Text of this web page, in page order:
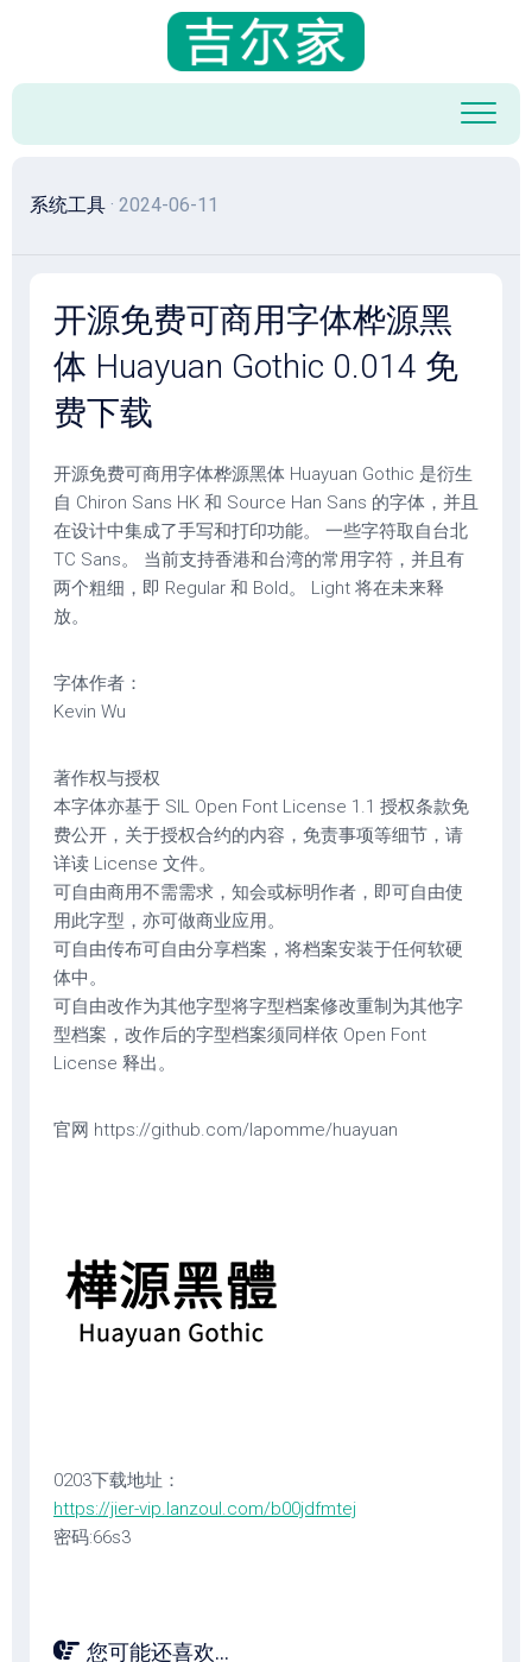
容
系统工具 · 2024-06-11
开源免费可商用字体桦源黑
体 Huayuan Gothic 0.014 免
费下载
开源免费可商用字体桦源黑体 Huayuan Gothic 是衍生
自 Chiron Sans HK 和 Source Han Sans 的字体，并且
在设计中集成了手写和打印功能。 一些字符取自台北
TC Sans。 当前支持香港和台湾的常用字符，并且有
两个粗细，即 Regular 和 Bold。 Light 将在未来释
放。
字体作者：
Kevin Wu
著作权与授权
本字体亦基于 SIL Open Font License 1.1 授权条款免
费公开，关于授权合约的内容，免责事项等细节，请
详读 License 文件。
可自由商用不需需求，知会或标明作者，即可自由使
用此字型，亦可做商业应用。
可自由传布可自由分享档案，将档案安装于任何软硬
体中。
可自由改作为其他字型将字型档案修改重制为其他字
型档案，改作后的字型档案须同样依 Open Font
License 释出。
官网 https://github.com/lapomme/huayuan
0203下载地址：
https://jier-vip.lanzoul.com/b00jdfmtej
密码:66s3
您可能还喜欢...